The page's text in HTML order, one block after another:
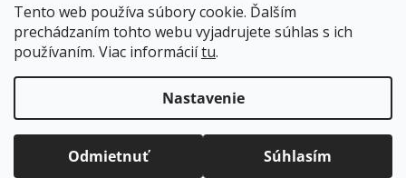
Tento web používa súbory cookie. Ďalším
prechádzaním tohto webu vyjadrujete súhlas s ich
používaním. Viac informáciítu.
Nastavenie
Odmietnuť Súhlasím
Doprava zadarmopre balíkové zásielky v hodnote
nad120 EUR*.
Balíky zasielame už od4 EUR.
ZRÝCHĽUJEME.
Copyright 2026kovanieplus. Všetky práva vyhradené.